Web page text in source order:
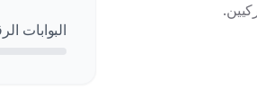
البوابات